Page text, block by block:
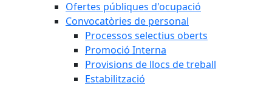
Ofertes públiques d'ocupació
Convocatòries de personal
Processos selectius oberts
Promoció Interna
Provisions de llocs de treball
Estabilització